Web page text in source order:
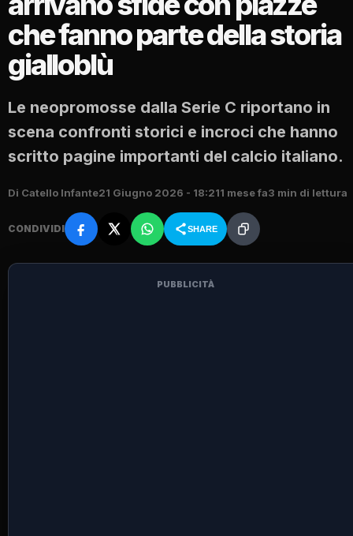
che fanno parte della storia
gialloblù
Le neopromosse dalla Serie C riportano in
scena confronti storici e incroci che hanno
scritto pagine importanti del calcio italiano.
Di Catello Infante21 Giugno 2026 - 18:211 mese fa3 min di lettura
CONDIVIDI SHARE
PUBBLICITÀ